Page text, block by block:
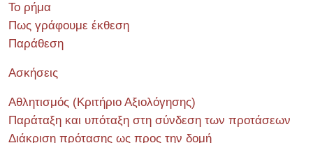
Το ρήμα
Πως γράφουμε έκθεση
Παράθεση
Ασκήσεις
Αθλητισμός (Κριτήριο Αξιολόγησης)
Παράταξη και υπόταξη στη σύνδεση των προτάσεων
Διάκριση πρότασης ως προς την δομή